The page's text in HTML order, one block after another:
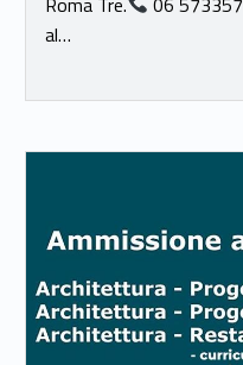
al…
Link identifier #identifier__199597-18